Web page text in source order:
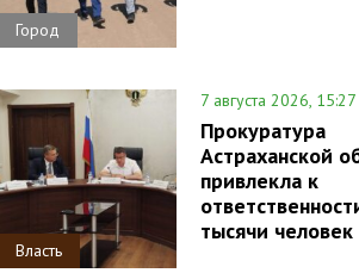
Город
Власть
7 августа 2026, 15:27
Прокуратура
Астраханской
привлекла к
тысячи человек